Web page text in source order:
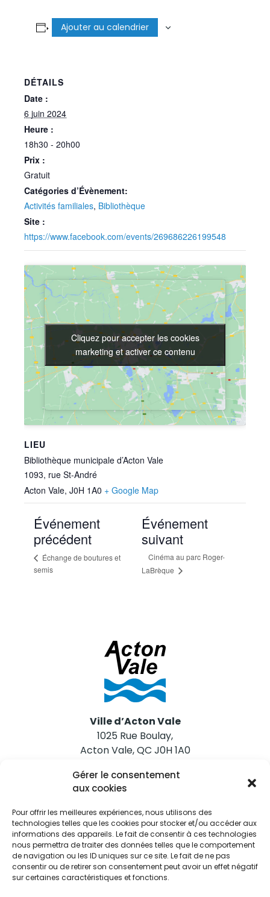
Gérer le consentement
aux cookies
Pour offrir les meilleures expériences, nous utilisons des
technologies telles que les cookies pour stocker et/ou accéder aux
informations des appareils. Le fait de consentir à ces technologies
nous permettra de traiter des données telles que le comportement
de navigation ou les ID uniques sur ce site. Le fait de ne pas
consentir ou de retirer son consentement peut avoir un effet négatif
sur certaines caractéristiques et fonctions.
Ajouter au calendrier
DÉTAILS
Date :
6 juin 2024
Heure :
18h30 - 20h00
Prix :
Gratuit
Catégories d’Évènement:
Activités familiales, Bibliothèque
Site :
https://www.facebook.com/events/269686226199548
LIEU
Bibliothèque municipale d’Acton Vale
1093, rue St-André
Acton Vale, J0H 1A0 + Google Map
Cliquez pour accepter les cookies
marketing et activer ce contenu
Cliquez pour accepter les cookies
marketing et activer ce contenu
Événement
précédent
Échange de boutures et
semis
Événement
suivant
Cinéma au parc Roger-
LaBrèque
Ville d’Acton Vale
1025 Rue Boulay,
Acton Vale, QC J0H 1A0
Nous joindre
Restez informés